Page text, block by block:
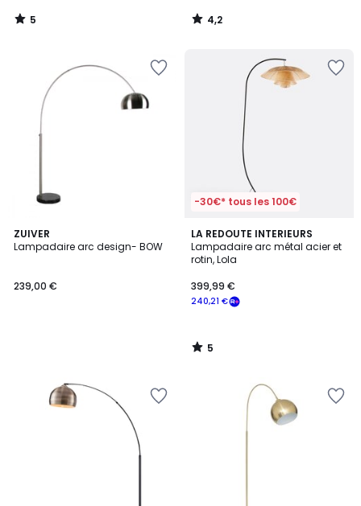
5
/
4,2
/
ZUIVER
Lampadaire arc design- BOW
239,00 €
-30€* tous les 100€
LA REDOUTE INTERIEURS
Lampadaire arc métal acier et
rotin, Lola
240,21 €
399,99 €
5
/
5
5
/